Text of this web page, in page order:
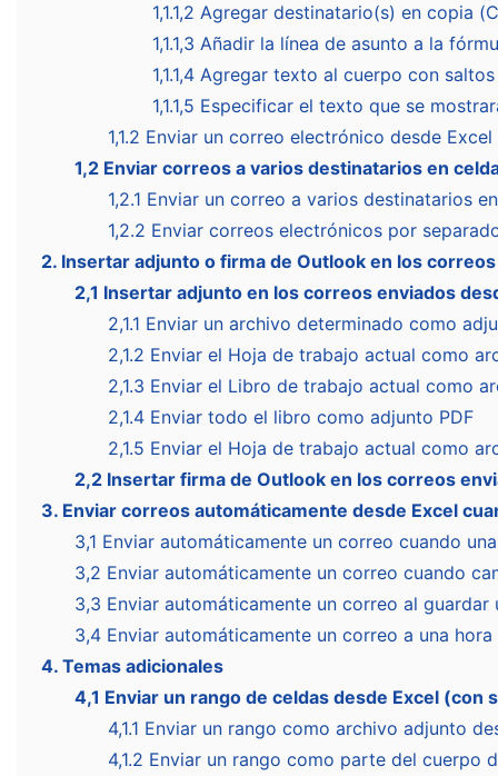
1,1.1,2 Agregar destinatario(s) en copia
1,1.1,3 Añadir la línea de asunto a la
1,1.1,4 Agregar texto al cuerpo con
1,1.1,5 Especificar el texto que se
1,1.2 Enviar un correo electrónico desde
1,2 Enviar correos a varios destinatarios en
1,2.1 Enviar un correo a varios destinatarios
1,2.2 Enviar correos electrónicos por
2. Insertar adjunto o firma de Outlook en los
2,1 Insertar adjunto en los correos enviados
2,1.1 Enviar un archivo determinado como
2,1.2 Enviar el Hoja de trabajo actual como
2,1.3 Enviar el Libro de trabajo actual como
2,1.4 Enviar todo el libro como adjunto PDF
2,1.5 Enviar el Hoja de trabajo actual como
2,2 Insertar firma de Outlook en los correos
3. Enviar correos automáticamente desde Excel
3,1 Enviar automáticamente un correo cuando
3,2 Enviar automáticamente un correo cuando
3,3 Enviar automáticamente un correo al
3,4 Enviar automáticamente un correo a una
4. Temas adicionales
4,1 Enviar un rango de celdas desde Excel (con
4,1.1 Enviar un rango como archivo adjunto
4,1.2 Enviar un rango como parte del cuerpo